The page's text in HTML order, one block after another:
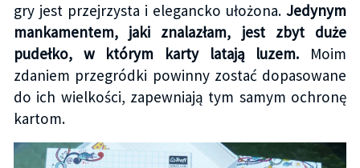
gry jest przejrzysta i elegancko ułożona.Jedynym
mankamentem, jaki znalazłam, jest zbyt duże
pudełko, w którym karty latają luzem. Moim
zdaniem przegródki powinny zostać dopasowane
do ich wielkości, zapewniają tym samym ochronę
kartom.